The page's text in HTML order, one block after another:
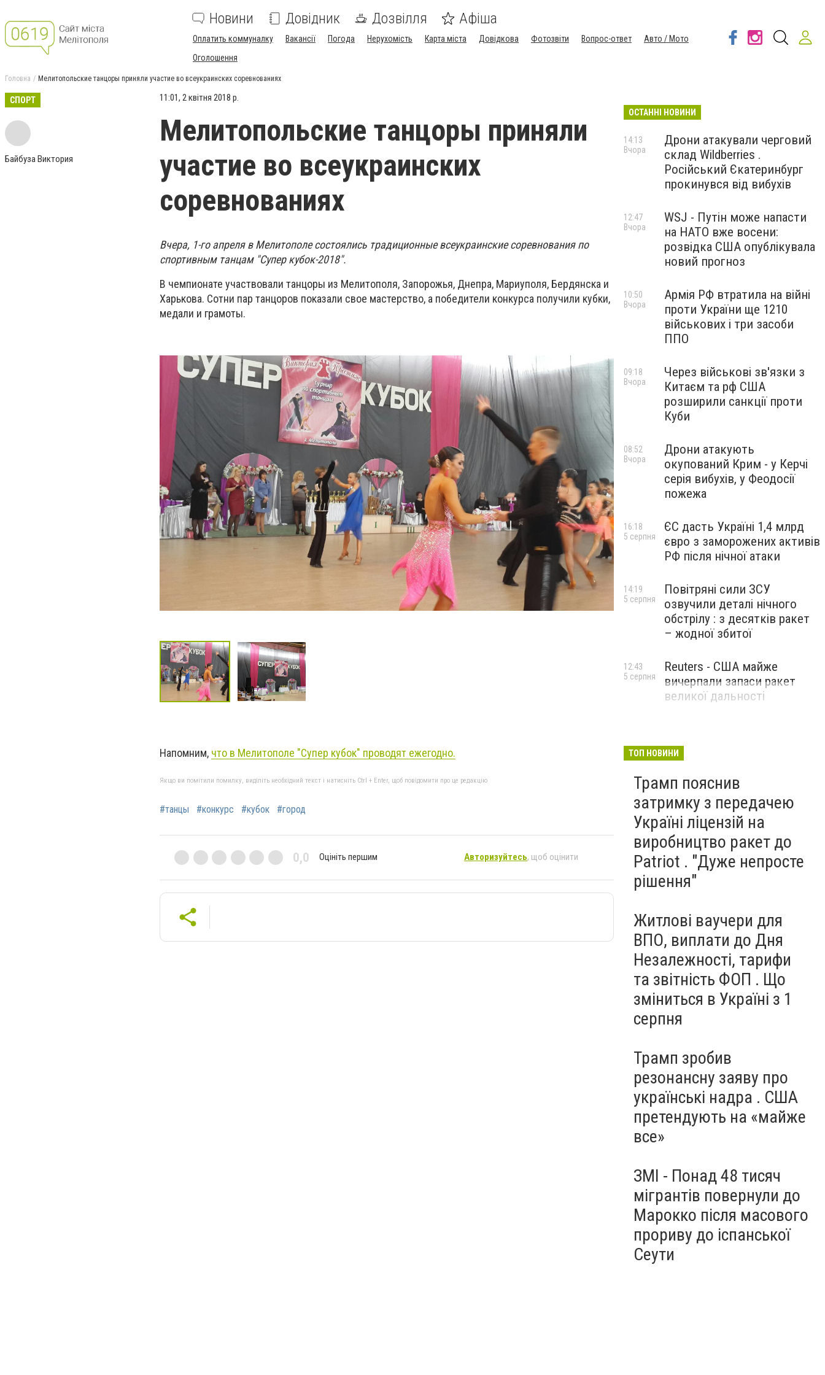
Новини Довідник Дозвілля Афіша
Оплатить коммуналку Вакансії Погода Нерухомість Карта міста Довідкова Фотозвіти Вопрос-ответ
Авто / Мото
Оголошення
Головна Мелитопольские танцоры приняли участие во всеукраинских соревнованиях
СПОРТ
Байбуза Виктория
11:01, 2 квітня 2018 р.
Мелитопольские танцоры приняли
участие во всеукраинских
соревнованиях
Вчера, 1-го апреля в Мелитополе состоялись традиционные всеукраинские соревнования по
спортивным танцам "Супер кубок-2018".
В чемпионате участвовали танцоры из Мелитополя, Запорожья, Днепра, Мариуполя, Бердянска и
Харькова. Сотни пар танцоров показали свое мастерство, а победители конкурса получили кубки,
медали и грамоты.
Напомним, что в Мелитополе "Супер кубок" проводят ежегодно.
Якщо ви помітили помилку, виділіть необхідний текст і натисніть Ctrl + Enter, щоб повідомити про це редакцію
#танцы #конкурс #кубок #город
0,0 Оцініть першим Авторизуйтесь, щоб оцінити
ОСТАННІ НОВИНИ
Дрони атакували черговий
склад Wildberries .
Російський Єкатеринбург
прокинувся від вибухів
14:13
Вчора
WSJ - Путін може напасти
на НАТО вже восени:
розвідка США опублікувала
новий прогноз
12:47
Вчора
Армія РФ втратила на війні
проти України ще 1210
військових і три засоби
ППО
10:50
Вчора
Через військові зв'язки з
Китаєм та рф США
розширили санкції проти
Куби
09:18
Вчора
Дрони атакують
окупований Крим - у Керчі
серія вибухів, у Феодосії
пожежа
08:52
Вчора
ЄС дасть Україні 1,4 млрд
євро з заморожених активів
РФ після нічної атаки
16:18
5 серпня
Повітряні сили ЗСУ
озвучили деталі нічного
обстрілу : з десятків ракет
– жодної збитої
14:19
5 серпня
Reuters - США майже
вичерпали запаси ракет
великої дальності
12:43
5 серпня
ТОП НОВИНИ
Трамп пояснив
затримку з передачею
Україні ліцензій на
виробництво ракет до
Patriot . "Дуже непросте
рішення"
Житлові ваучери для
ВПО, виплати до Дня
Незалежності, тарифи
та звітність ФОП . Що
зміниться в Україні з 1
серпня
Трамп зробив
резонансну заяву про
українські надра . США
претендують на «майже
все»
ЗМІ - Понад 48 тисяч
мігрантів повернули до
Марокко після масового
прориву до іспанської
Сеути